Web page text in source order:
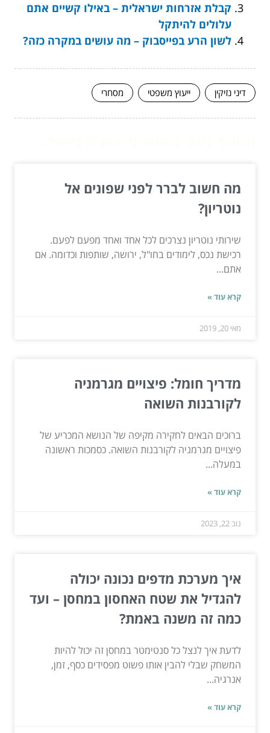
קבלת אזרחות ישראלית – באילו קשיים אתם
עלולים להיתקל
לשון הרע בפייסבוק – מה עושים במקרה כזה?
דיני נזיקין ייעוץ משפטי מסחרי
מה חשוב לברר לפני שפונים אל
נוטריון?
שירותי נוטריון נצרכים לכל אחד ואחד מפעם לפעם.
רכישת נכס, לימודים בחו"ל, ירושה, שותפות וכדומה. אם
אתם...
קרא עוד »
מאי 20, 2019
מדריך חומל: פיצויים מגרמניה
לקורבנות השואה
ברוכים הבאים לחקירה מקיפה של הנושא המכריע של
פיצויים מגרמניה לקורבנות השואה. כסמכות ראשונה
במעלה...
קרא עוד »
נוב 22, 2023
איך מערכת מדפים נכונה יכולה
להגדיל את שטח האחסון במחסן – ועד
כמה זה משנה באמת?
לדעת איך לנצל כל סנטימטר במחסן זה יכול להיות
המשחק שבלי להבין אותו פשוט מפסידים כסף, זמן,
אנרגיה...
קרא עוד »